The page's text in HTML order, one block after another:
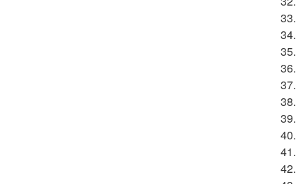
33.
34.
35.
36.
37.
38.
39.
40.
41.
42.